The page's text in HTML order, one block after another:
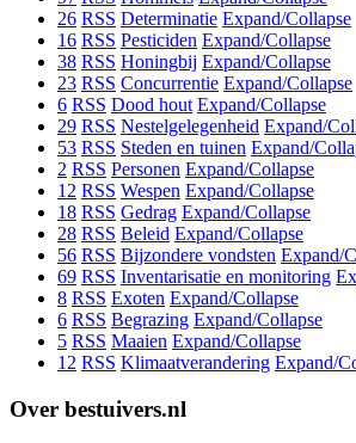
26 RSS Determinatie Expand/Collapse
16 RSS Pesticiden Expand/Collapse
38 RSS Honingbij Expand/Collapse
23 RSS Concurrentie Expand/Collapse
6 RSS Dood hout Expand/Collapse
29 RSS Nestelgelegenheid Expand/
53 RSS Steden en tuinen Expand/
2 RSS Personen Expand/Collapse
12 RSS Wespen Expand/Collapse
18 RSS Gedrag Expand/Collapse
28 RSS Beleid Expand/Collapse
56 RSS Bijzondere vondsten Expand/
69 RSS Inventarisatie en monitoring
8 RSS Exoten Expand/Collapse
6 RSS Begrazing Expand/Collapse
5 RSS Maaien Expand/Collapse
12 RSS Klimaatverandering Expand/
Over bestuivers.nl